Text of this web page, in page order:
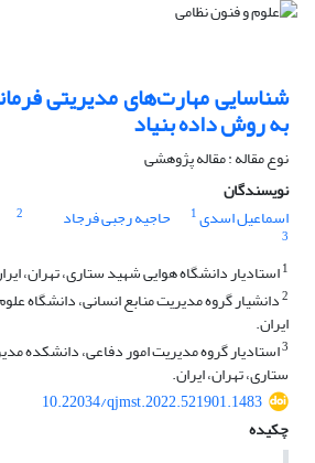
شناسایی مهارت‌های مدیریتی
به روش داده بنیاد
نوع مقاله : مقاله پژوهشی
نویسندگان
اسماعیل اسدی1 حاجیه رجبی فرجاد 2
3
1استادیار دانشگاه هوایی شهید ستاری، تهران،
2دانشیار گروه مدیریت منابع انسانی، دانشگاه
ایران.
3استادیار گروه مدیریت امور دفاعی، دانشکده
ستاری، تهران، ایران.
10.22034/qjmst.2022.521901.1483
چکیده